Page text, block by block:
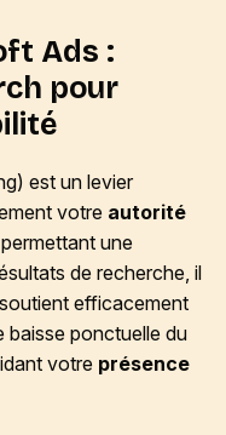
Ads :
pour
est un levier
votre autorité
une
de recherche, il
efficacement
baisse ponctuelle du
votre présence